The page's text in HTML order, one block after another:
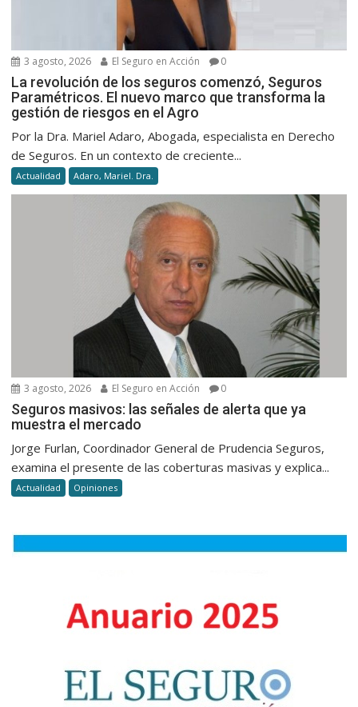
3 agosto, 2026 El Seguro en Acción 0
La revolución de los seguros comenzó, Seguros
Paramétricos. El nuevo marco que transforma la
gestión de riesgos en el Agro
Por la Dra. Mariel Adaro, Abogada, especialista en Derecho
de Seguros. En un contexto de creciente...
Actualidad Adaro, Mariel. Dra.
3 agosto, 2026 El Seguro en Acción 0
Seguros masivos: las señales de alerta que ya
muestra el mercado
Jorge Furlan, Coordinador General de Prudencia Seguros,
examina el presente de las coberturas masivas y explica...
Actualidad Opiniones